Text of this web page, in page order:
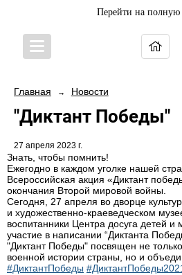
Перейти на полную
Главная → Новости
"Диктант Победы"
27 апреля 2023 г.
Знать, чтобы помнить!
Ежегодно в каждом уголке нашей
Всероссийская акция «Диктант
окончания Второй мировой войны.
Сегодня, 27 апреля во дворце
и художественно-краеведческом
воспитанники Центра досуга детей
участие в написании “Диктанта
"Диктант Победы" посвящен не
военной истории страны, но и
#ДиктантПобеды